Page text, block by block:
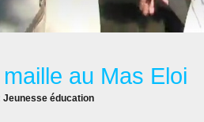
au Mas Eloi
Jeunesse éducation